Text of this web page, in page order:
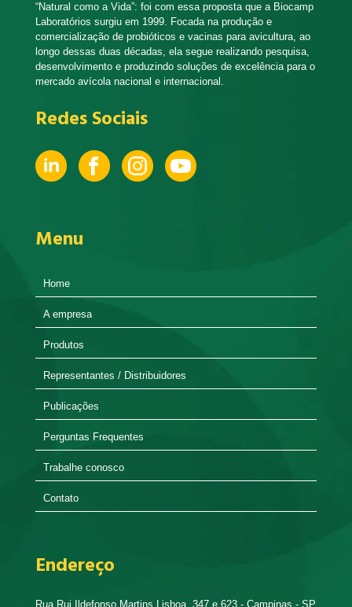
“Natural como a Vida”: foi com essa proposta que a Biocamp
Laboratórios surgiu em 1999. Focada na produção e
comercialização de probióticos e vacinas para avicultura, ao
longo dessas duas décadas, ela segue realizando pesquisa,
desenvolvimento e produzindo soluções de excelência para o
mercado avícola nacional e internacional.
Redes Sociais
Menu
Home
A empresa
Produtos
Representantes / Distribuidores
Publicações
Perguntas Frequentes
Trabalhe conosco
Contato
Endereço
Rua Rui Ildefonso Martins Lisboa, 347 e 623 - Campinas - SP